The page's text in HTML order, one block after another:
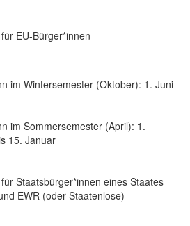
EU-Bürger*innen
im Wintersemester (Oktober): 1. Juni
im Sommersemester (April): 1.
15. Januar
Staatsbürger*innen eines Staates
EWR (oder Staatenlose)